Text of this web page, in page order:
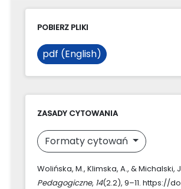
POBIERZ PLIKI
pdf (English)
ZASADY CYTOWANIA
Formaty cytowań
Wolińska, M., Klimska, A., & Michalski,
Pedagogiczne, 14(2.2), 9–11. https://